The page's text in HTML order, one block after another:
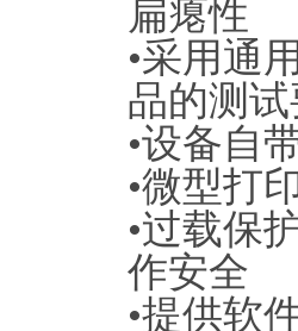
扁瘪性
•采用通
品的测
•设备自
•微型打
•过载保
作安全
•提供软